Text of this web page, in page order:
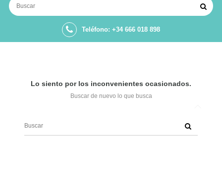
Teléfono: +34 666 018 898
Lo siento por los inconvenientes ocasionados.
Buscar de nuevo lo que busca